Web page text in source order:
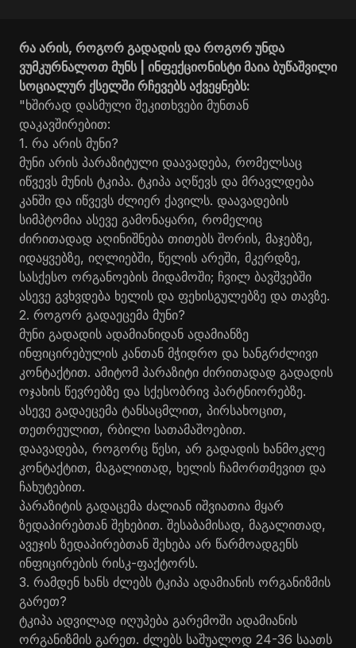
რა არის, როგორ გადადის და როგორ უნდა
ვუმკურნალოთ მუნს | ინფექციონისტი მაია ბუწაშვილი
სოციალურ ქსელში რჩევებს აქვეყნებს:
"ხშირად დასმული შეკითხვები მუნთან
დაკავშირებით:
1. რა არის მუნი?
მუნი არის პარაზიტული დაავადება, რომელსაც
იწვევს მუნის ტკიპა. ტკიპა აღწევს და მრავლდება
კანში და იწვევს ძლიერ ქავილს. დაავადების
სიმპტომია ასევე გამონაყარი, რომელიც
ძირითადად აღინიშნება თითებს შორის, მაჯებზე,
იდაყვებზე, იღლიებში, წელის არეში, მკერდზე,
სასქესო ორგანოების მიდამოში; ჩვილ ბავშვებში
ასევე გვხვდება ხელის და ფეხისგულებზე და თავზე.
2. როგორ გადაეცემა მუნი?
მუნი გადადის ადამიანიდან ადამიანზე
ინფიცირებულის კანთან მჭიდრო და ხანგრძლივი
კონტაქტით. ამიტომ პარაზიტი ძირითადად გადადის
ოჯახის წევრებზე და სქესობრივ პარტნიორებზე.
ასევე გადაეცემა ტანსაცმლით, პირსახოცით,
თეთრეულით, რბილი სათამაშოებით.
დაავადება, როგორც წესი, არ გადადის ხანმოკლე
კონტაქტით, მაგალითად, ხელის ჩამორთმევით და
ჩახუტებით.
პარაზიტის გადაცემა ძალიან იშვიათია მყარ
ზედაპირებთან შეხებით. შესაბამისად, მაგალითად,
ავეჯის ზედაპირებთან შეხება არ წარმოადგენს
ინფიცირების რისკ-ფაქტორს.
3. რამდენ ხანს ძლებს ტკიპა ადამიანის ორგანიზმის
გარეთ?
ტკიპა ადვილად იღუპება გარემოში ადამიანის
ორგანიზმის გარეთ. ძლებს საშუალოდ 24-36 საათს